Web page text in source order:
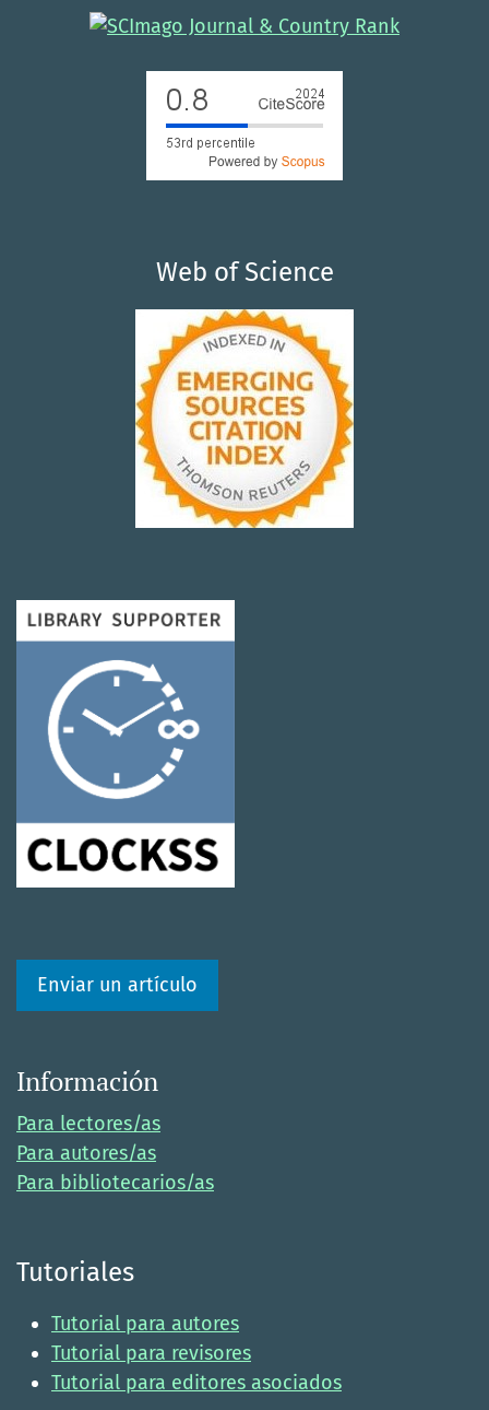
Web of Science
Enviar un artículo
Información
Para lectores/as
Para autores/as
Para bibliotecarios/as
Tutoriales
Tutorial para autores
Tutorial para revisores
Tutorial para editores asociados